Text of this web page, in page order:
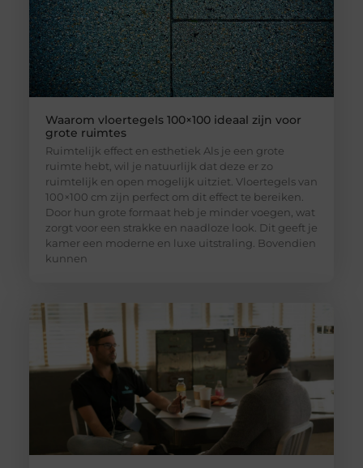
Waarom vloertegels 100×100 ideaal zijn voor
grote ruimtes
Ruimtelijk effect en esthetiek Als je een grote
ruimte hebt, wil je natuurlijk dat deze er zo
ruimtelijk en open mogelijk uitziet. Vloertegels van
100×100 cm zijn perfect om dit effect te bereiken.
Door hun grote formaat heb je minder voegen, wat
zorgt voor een strakke en naadloze look. Dit geeft je
kamer een moderne en luxe uitstraling. Bovendien
kunnen